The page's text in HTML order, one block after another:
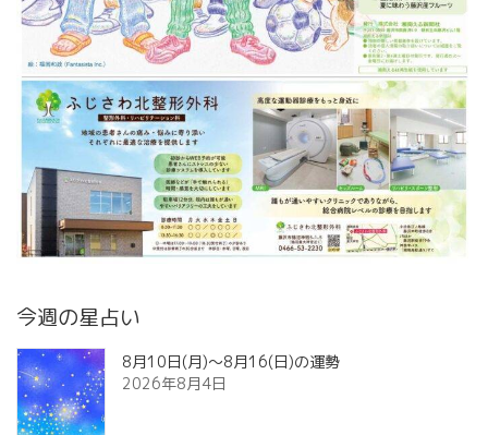
今週の星占い
8月10日(月)～8月16(日)の運勢
2026年8月4日